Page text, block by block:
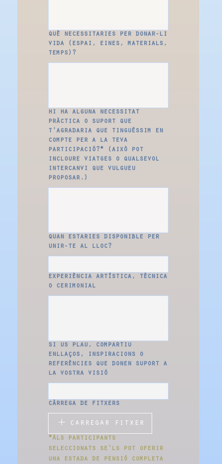
què necessitaries per donar-li
vida (espai, eines, materials,
temps)?
hi ha alguna necessitat
pràctica o suport que
t'agradaria que tinguéssim en
compte per a la teva
participació?* (això pot
incloure viatges o qualsevol
intercanvi que vulgueu
proposar.)
quan estaries disponible per
unir-te al lloc?
experiència artística, tècnica
o cerimonial
si us plau, compartiu
enllaços, inspiracions o
referències que donen suport a
la vostra visió
càrrega de fitxers
carregar fitxer
*Als participants
seleccionats se'ls pot oferir
una estada de pensió completa